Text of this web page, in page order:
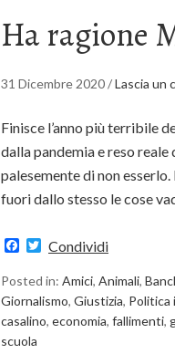
Ha ragione
31 Dicembre 2020/Lascia un
Finisce l’anno più terribile
dalla pandemia e reso reale
palesemente di non
fuori dallo stesso le cose
Facebook
Twitter
Condividi
Posted in: Amici, Animali,
Giornalismo, Giustizia, Politica
casalino, economia, fallimenti,
scuola